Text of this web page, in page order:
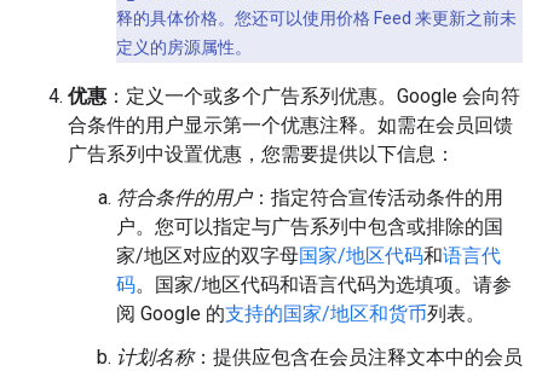
释的具体价格。您还可以使用价格 Feed 来更新之前未
定义的房源属性。
优惠 ：定义一个或多个广告系列优惠。Google 会向符
合条件的用户显示第一个优惠注释。如需在会员回馈
广告系列中设置优惠，您需要提供以下信息：
符合条件的用户：指定符合宣传活动条件的用
户。您可以指定与广告系列中包含或排除的国
家/地区对应的双字母国家/地区代码和语言代
码。国家/地区代码和语言代码为选填项。请参
阅 Google 的支持的国家/地区和货币列表。
计划名称：提供应包含在会员注释文本中的会员